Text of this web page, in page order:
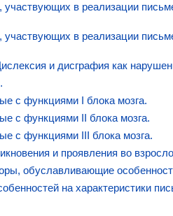
участвующих в реализации
участвующих в реализации
и дисграфия как
с функциями I блока мозга.
с функциями II блока мозга.
с функциями III блока мозга.
и проявления во
обуславливающие
на характеристики